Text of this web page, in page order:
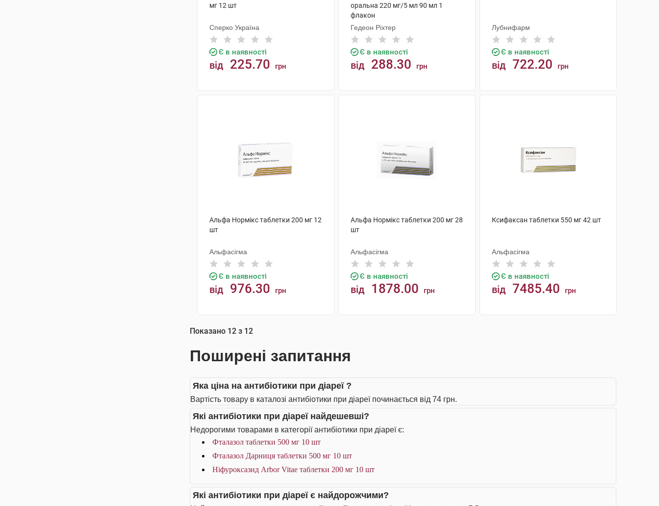
мг 12 шт
Сперко Україна
Є в наявності
від 225.70 грн
оральна 220 мг/5 мл 90 мл 1
флакон
Гедеон Ріхтер
Є в наявності
від 288.30 грн
Лубнифарм
Є в наявності
від 722.20 грн
Альфа Нормікс таблетки 200 мг 12
шт
Альфасігма
Є в наявності
від 976.30 грн
Альфа Нормікс таблетки 200 мг 28
шт
Альфасігма
Є в наявності
від 1878.00 грн
Ксифаксан таблетки 550 мг 42 шт
Альфасігма
Є в наявності
від 7485.40 грн
Показано 12 з 12
Поширені запитання
Яка ціна на антибіотики при діареї ?
Вартість товару в каталозі антибіотики при діареї починається від 74 грн.
Які антибіотики при діареї найдешевші?
Недорогими товарами в категорії антибіотики при діареї є:
Фталазол таблетки 500 мг 10 шт
Фталазол Дарниця таблетки 500 мг 10 шт
Ніфуроксазид Arbor Vitae таблетки 200 мг 10 шт
Які антибіотики при діареї є найдорожчими?